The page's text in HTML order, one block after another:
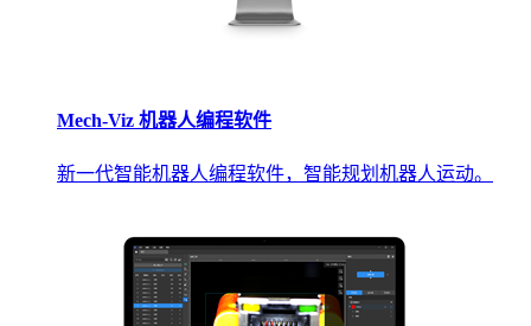
Mech-Viz 机器人编程软件
新一代智能机器人编程软件，智能规划机器人运动。